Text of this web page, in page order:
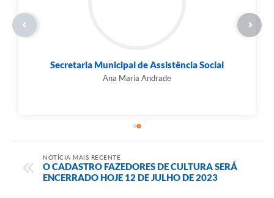
Conselho Municipal dos Direitos da Criança e
do...
NOTÍCIA MAIS RECENTE
O CADASTRO FAZEDORES DE CULTURA SERÁ
ENCERRADO HOJE 12 DE JULHO DE 2023